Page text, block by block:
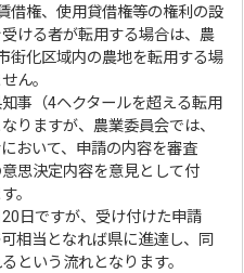
借権、使用貸借権等の権利の設
ける者が転用する場合は、農
街化区域内の農地を転用する場
ん。
事（4ヘクタールを超える転用
りますが、農業委員会では、
おいて、申請の内容を審査
思決定内容を意見として付
。
日ですが、受け付けた申請
相当となれば県に進達し、同
という流れとなります。